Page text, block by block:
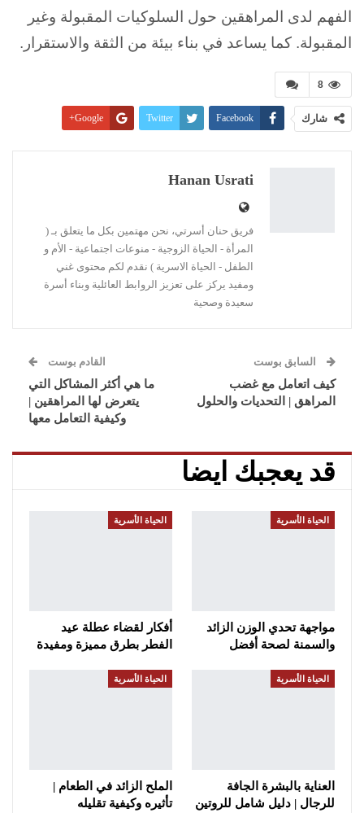
الفهم لدى المراهقين حول السلوكيات المقبولة وغير
المقبولة. كما يساعد في بناء بيئة من الثقة والاستقرار.
8
شارك Facebook
Twitter
Google+
Linkedin
Hanan Usrati
فريق حنان أسرتي، نحن مهتمين بكل ما يتعلق بـ (
المرأة - الحياة الزوجية - منوعات اجتماعية - الأم و
الطفل - الحياة الاسرية ) نقدم لكم محتوى غني
ومفيد يركز على تعزيز الروابط العائلية وبناء أسرة
سعيدة وصحية
السابق بوست
كيف اتعامل مع غضب
المراهق | التحديات والحلول
القادم بوست
ما هي أكثر المشاكل التي
يتعرض لها المراهقين |
وكيفية التعامل معها
قد يعجبك ايضا
الحياة الأسرية
مواجهة تحدي الوزن الزائد
والسمنة لصحة أفضل
الحياة الأسرية
أفكار لقضاء عطلة عيد
الفطر بطرق مميزة ومفيدة
الحياة الأسرية
العناية بالبشرة الجافة
للرجال | دليل شامل للروتين
الحياة الأسرية
الملح الزائد في الطعام |
تأثيره وكيفية تقليله